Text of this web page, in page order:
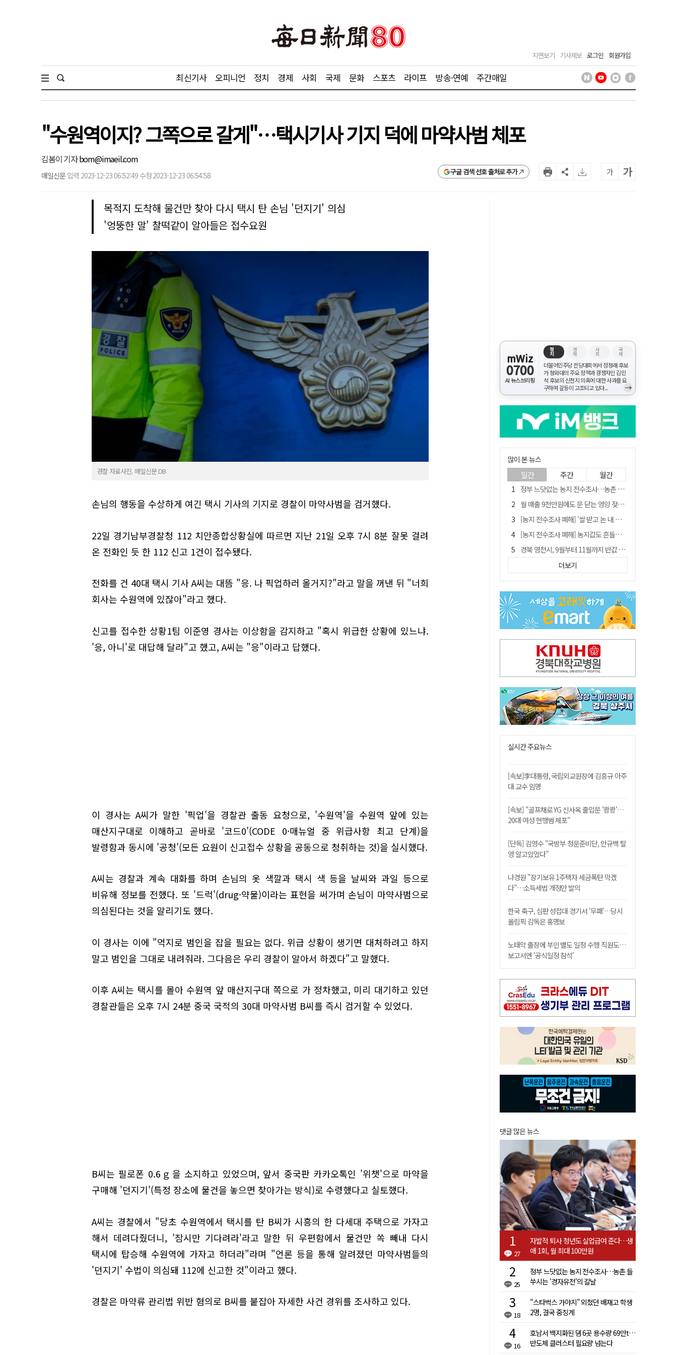
지면보기 기사제보 로그인 회원가입
최신기사 오피니언 정치 경제 사회 국제 문화 스포츠 라이프 방송·연예 주간매일
"수원역이지? 그쪽으로 갈게"…택시기사 기지 덕에 마약사범 체포
김봄이 기자bom@imaeil.com
매일신문 입력 2023-12-23 06:52:49 수정 2023-12-23 06:54:58 구글 검색 선호 출처로 추가 가 가
목적지 도착해 물건만 찾아 다시 택시 탄 손님 '던지기' 의심
'엉뚱한 말' 찰떡같이 알아들은 접수요원
경찰 자료사진. 매일신문 DB
손님의 행동을 수상하게 여긴 택시 기사의 기지로 경찰이 마약사범을 검거했다.
22일 경기남부경찰청 112 치안종합상황실에 따르면 지난 21일 오후 7시 8분 잘못 걸려
온 전화인 듯 한 112 신고 1건이 접수됐다.
전화를 건 40대 택시 기사 A씨는 대뜸 "응. 나 픽업하러 올거지?"라고 말을 꺼낸 뒤 "너희
회사는 수원역에 있잖아"라고 했다.
신고를 접수한 상황1팀 이준영 경사는 이상함을 감지하고 "혹시 위급한 상황에 있느냐.
'응, 아니'로 대답해 달라"고 했고, A씨는 "응"이라고 답했다.
이 경사는 A씨가 말한 '픽업'을 경찰관 출동 요청으로, '수원역'을 수원역 앞에 있는
매산지구대로 이해하고 곧바로 '코드0'(CODE 0·매뉴얼 중 위급사항 최고 단계)을
발령함과 동시에 '공청'(모든 요원이 신고접수 상황을 공동으로 청취하는 것)을 실시했다.
A씨는 경찰과 계속 대화를 하며 손님의 옷 색깔과 택시 색 등을 날씨와 과일 등으로
비유해 정보를 전했다. 또 '드럭'(drug·약물)이라는 표현을 써가며 손님이 마약사범으로
의심된다는 것을 알리기도 했다.
이 경사는 이에 "억지로 범인을 잡을 필요는 없다. 위급 상황이 생기면 대처하려고 하지
말고 범인을 그대로 내려줘라. 그다음은 우리 경찰이 알아서 하겠다"고 말했다.
이후 A씨는 택시를 몰아 수원역 앞 매산지구대 쪽으로 가 정차했고, 미리 대기하고 있던
경찰관들은 오후 7시 24분 중국 국적의 30대 마약사범 B씨를 즉시 검거할 수 있었다.
B씨는 필로폰 0.6ｇ을 소지하고 있었으며, 앞서 중국판 카카오톡인 '위챗'으로 마약을
구매해 '던지기'(특정 장소에 물건을 놓으면 찾아가는 방식)로 수령했다고 실토했다.
A씨는 경찰에서 "당초 수원역에서 택시를 탄 B씨가 시흥의 한 다세대 주택으로 가자고
해서 데려다줬더니, '잠시만 기다려라'라고 말한 뒤 우편함에서 물건만 쏙 빼내 다시
택시에 탑승해 수원역에 가자고 하더라"라며 "언론 등을 통해 알려졌던 마약사범들의
'던지기' 수법이 의심돼 112에 신고한 것"이라고 했다.
경찰은 마약류 관리법 위반 혐의로 B씨를 붙잡아 자세한 사건 경위를 조사하고 있다.
mWiz
0700
AI 뉴스브리핑
정
치
경
제
사
회
국
제
더불어민주당 전당대회에서 정청래 후보
가 청와대의 주요 정책과 경쟁자인 김민
석 후보의 신천지 의혹에 대한 사과를 요
구하며 갈등이 고조되고 있다...
→
많이 본 뉴스
일간 주간 월간
정부 느닷없는 농지 전수조사…농촌 들쑤시는 '경자유전'의 칼날
월 매출 9천만원에도 문 닫는 영양 젖소농장… "일할 사람이 없어"
[농지 전수조사 폐해] '쌀 받고 논 내 준' 도지농 이제 어쩌나?
[농지 전수조사 폐해] 농지값도 흔들리나…"도지 막히면 헐값 매물 나올 수도"
경북 영천시, 9월부터 11월까지 반값 여행 혜택 제공
'솔리다임 IPO 추진설' SK하이닉스, 주가 9% 급락
[농지 전수조사 폐해] 실경작농·청년농 부담도 커진다
TK신공항 참여 주저한 LH, 광주군공항 사업에는 앞장
아쉬운 태클
더보기
실시간 주요뉴스
[속보]李대통령, 국립외교원장에 김흥규 아주
대 교수 임명
[속보] "골프채로 YG 신사옥 출입문 '쾅쾅'…
20대 여성 현행범 체포"
[단독] 김영수 "국방부 청문준비단, 안규백 탈
영 알고있었다"
나경원 "장기보유 1주택자 세금폭탄 막겠
다"…소득세법 개정안 발의
한국 축구, 심판 성접대 경기서 '무패'…당시
올림픽 감독은 홍명보
노태악 출장에 부인 별도 일정 수행 직원도…
보고서엔 '공식일정 참석'
댓글 많은 뉴스
27
자발적 퇴사 청년도 실업급여 준다…생
애 1회, 월 최대 100만원
25
정부 느닷없는 농지 전수조사…농촌 들
쑤시는 '경자유전'의 칼날
18
"스타벅스 가야지" 외쳤던 배재고 학생
2명, 결국 중징계
16
호남서 백지화된 댐 6곳 용수량 69만t…
반도체 클러스터 필요량 넘는다